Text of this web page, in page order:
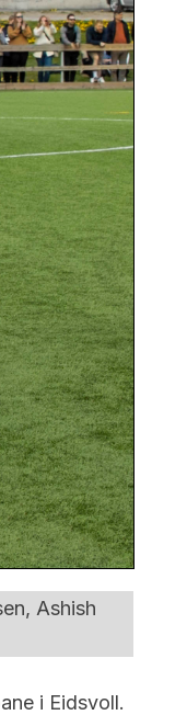
Ashish
i Eidsvoll.